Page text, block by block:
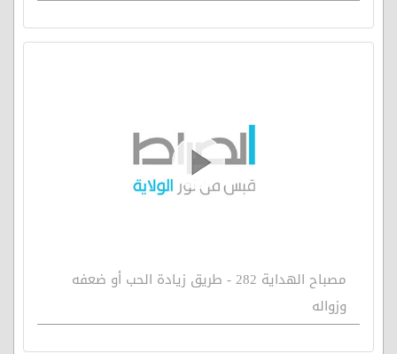
مصباح الهداية 282 - طريق زيادة الحب أو ضعفه
وزواله